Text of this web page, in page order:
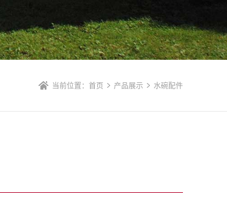
当前位置： 首页 产品展示 水碗配件